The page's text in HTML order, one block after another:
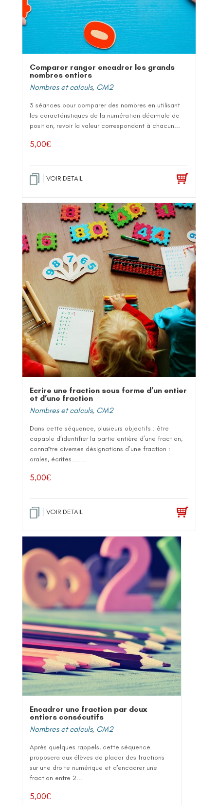
Comparer ranger encadrer les grands
nombres entiers
Nombres et calculs, CM2
3 séances pour comparer des nombres en utilisant
les caractéristiques de la numération décimale de
position, revoir la valeur correspondant à chacun...
5,00€
VOIR DETAIL
Ecrire une fraction sous forme d’un entier
et d’une fraction
Nombres et calculs, CM2
Dans cette séquence, plusieurs objectifs : être
capable d’identifier la partie entière d’une fraction,
connaître diverses désignations d’une fraction :
orales, écrites….....
5,00€
VOIR DETAIL
Encadrer une fraction par deux
entiers consécutifs
Nombres et calculs, CM2
Après quelques rappels, cette séquence
proposera aux élèves de placer des fractions
sur une droite numérique et d'encadrer une
fraction entre 2...
5,00€